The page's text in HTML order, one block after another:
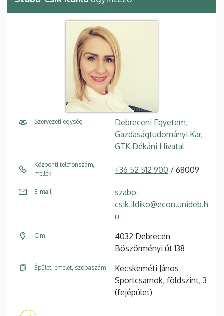
Szervezeti egység
Debreceni Egyetem,
Gazdaságtudományi Kar,
GTK Dékáni Hivatal
Központi telefonszám,
mellék
+36 52 512 900 / 68009
E-mail
szabo-
csik.ildiko@econ.unideb.h
u
Cím
4032 Debrecen
Böszörményi út 138
Épület, emelet, szobaszám
Kecskeméti János
Sportcsarnok, földszint, 3
(fejépület)